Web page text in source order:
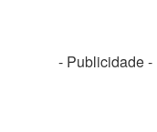
- Publicidade -